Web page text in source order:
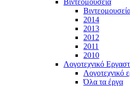
Βιντεομουσεία
2014
2013
2012
2011
2010
Λογοτεχνικό
Λογοτεχνικό
Όλα τα έργα